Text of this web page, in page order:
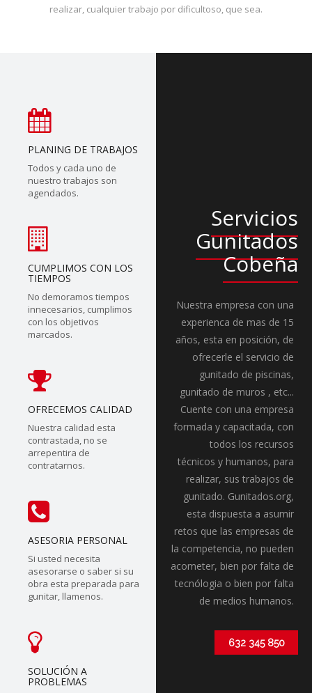
realizar, cualquier trabajo por dificultoso, que sea.
PLANING DE TRABAJOS
Todos y cada uno de
nuestro trabajos son
agendados.
CUMPLIMOS CON LOS
TIEMPOS
No demoramos tiempos
innecesarios, cumplimos
con los objetivos
marcados.
OFRECEMOS CALIDAD
Nuestra calidad esta
contrastada, no se
arrepentira de
contratarnos.
ASESORIA PERSONAL
Si usted necesita
asesorarse o saber si su
obra esta preparada para
gunitar, llamenos.
SOLUCIÓN A
PROBLEMAS
Servicios
Gunitados
Cobeña
Nuestra empresa con una
experienca de mas de 15
años, esta en posición, de
ofrecerle el servicio de
gunitado de piscinas,
gunitado de muros , etc...
Cuente con una empresa
formada y capacitada, con
todos los recursos
técnicos y humanos, para
realizar, sus trabajos de
gunitado. Gunitados.org,
esta dispuesta a asumir
retos que las empresas de
la competencia, no pueden
acometer, bien por falta de
tecnólogia o bien por falta
de medios humanos.
632 345 850